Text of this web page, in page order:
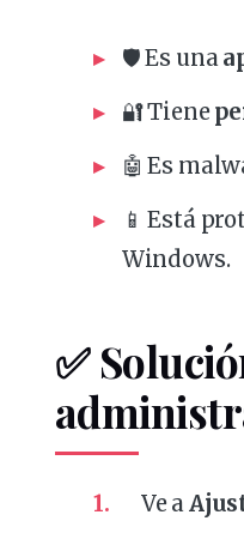
🛡️ Es una
🔐 Tiene
🤖 Es
📱 Está
Windows.
✅
Ve a